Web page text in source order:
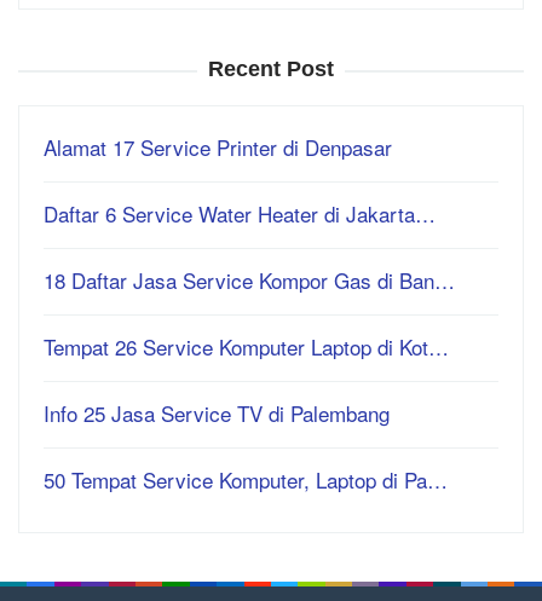
Recent Post
Alamat 17 Service Printer di Denpasar
Daftar 6 Service Water Heater di Jakarta…
18 Daftar Jasa Service Kompor Gas di Ban…
Tempat 26 Service Komputer Laptop di Kot…
Info 25 Jasa Service TV di Palembang
50 Tempat Service Komputer, Laptop di Pa…